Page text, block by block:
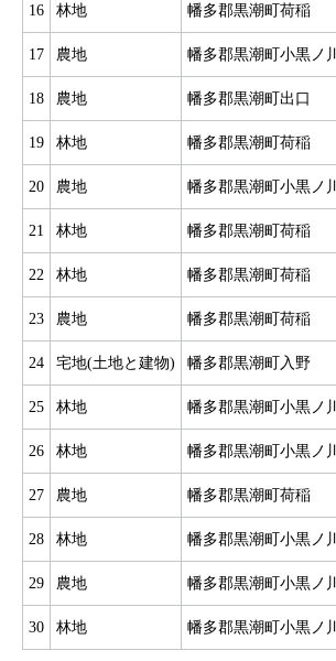
16 林地 幡多郡黒潮町荷稲
17 農地 幡多郡黒潮町小黒ノ川
18 農地 幡多郡黒潮町出口
19 林地 幡多郡黒潮町荷稲
20 農地 幡多郡黒潮町小黒ノ川
21 林地 幡多郡黒潮町荷稲
22 林地 幡多郡黒潮町荷稲
23 農地 幡多郡黒潮町荷稲
24 宅地(土地と建物) 幡多郡黒潮町入野
25 林地 幡多郡黒潮町小黒ノ川
26 林地 幡多郡黒潮町小黒ノ川
27 農地 幡多郡黒潮町荷稲
28 林地 幡多郡黒潮町小黒ノ川
29 農地 幡多郡黒潮町小黒ノ川
30 林地 幡多郡黒潮町小黒ノ川